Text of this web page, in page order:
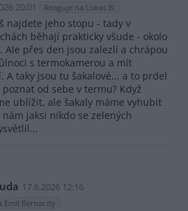
20:01 Reaguje na Lukas B.
najdete jeho stopu - tady v
běhají prakticky všude - okolo
Ale přes den jsou zalezlí a chrápou
s termokamerou a mít
A taky jsou tu šakalové... a to prdel
od sebe v termu? Když
ublížit, ale šakaly máme vyhubit
jaksi nikdo se zelených
17.6.2026 12:16
Emil Bernardy